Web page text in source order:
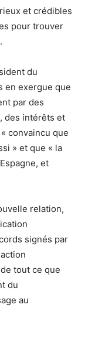
et crédibles
pour trouver
du
en exergue que
par des
des intérêts et
convaincu que
» et que « la
et
relation,
signés par
tout ce que
du
au